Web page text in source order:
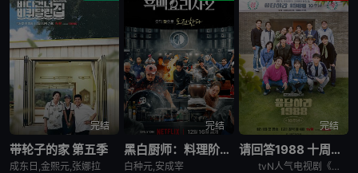
完结
带轮子的家 第五季
成东日,金熙元,张娜拉
完结
黑白厨师：料理阶级战争 第二季
白种元,安成宰
完结
请回答1988 十周年MT
tvN人气电视剧《请回答1988》主演们为迎接10周年而出发的两天一夜旅行，大家聚在一起按照电视剧的主题，穿搭了符合1988年的时代发型和服装风格。